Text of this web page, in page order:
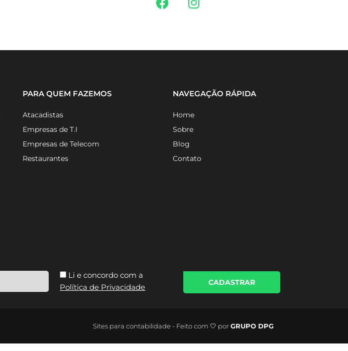
PARA QUEM FAZEMOS
Atacadistas
Empresas de T.I
Empresas de Telecom
Restaurantes
NAVEGAÇÃO RÁPIDA
Home
Sobre
Blog
Contato
Li e concordo com a
Política de Privacidade
CADASTRAR
Sites para contabilidade - Feito com 🤍 porGRUPO DPG